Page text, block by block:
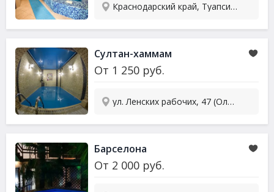
Краснодарский край, Туапсинский р-он, Ольгинка, ул. Приморская, 18А
Султан-хаммам
От 1 250 руб.
ул. Ленских рабочих, 47 (Олимп)
Барселона
От 2 000 руб.